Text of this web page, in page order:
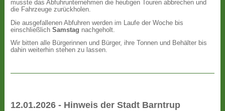
musste das Abfuhrunternehmen die heutigen Touren abbrechen und
die Fahrzeuge zurückholen.
Die ausgefallenen Abfuhren werden im Laufe der Woche bis
einschließlichSamstag nachgeholt.
Wir bitten alle Bürgerinnen und Bürger, ihre Tonnen und Behälter bis
dahin weiterhin stehen zu lassen.
12.01.2026 - Hinweis der Stadt Barntrup